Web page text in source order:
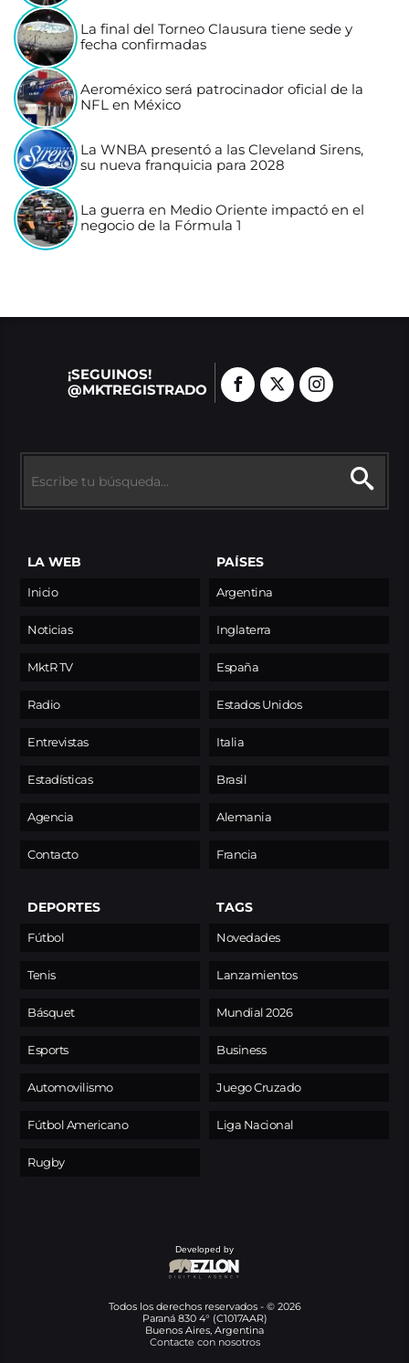
La final del Torneo Clausura tiene sede y
fecha confirmadas
Aeroméxico será patrocinador oficial de la
NFL en México
La WNBA presentó a las Cleveland Sirens,
su nueva franquicia para 2028
La guerra en Medio Oriente impactó en el
negocio de la Fórmula 1
¡SEGUINOS!
@MKTREGISTRADO
LA WEB
Inicio
Noticias
MktR TV
Radio
Entrevistas
Estadísticas
Agencia
Contacto
PAÍSES
Argentina
Inglaterra
España
Estados Unidos
Italia
Brasil
Alemania
Francia
DEPORTES
Fútbol
Tenis
Básquet
Esports
Automovilismo
Fútbol Americano
Rugby
TAGS
Novedades
Lanzamientos
Mundial 2026
Business
Juego Cruzado
Liga Nacional
Developed by
Todos los derechos reservados - © 2026
Paraná 830 4° (C1017AAR)
Buenos Aires, Argentina
Contacte con nosotros